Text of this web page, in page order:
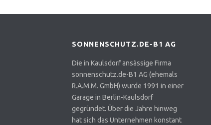
SONNENSCHUTZ.DE-B1 AG
Die in Kaulsdorf ansässige Firma
sonnenschutz.de-B1 AG (ehemals
R.A.M.M. GmbH) wurde 1991 in einer
Garage in Berlin-Kaulsdorf
gegründet. Über die Jahre hinweg
hat sich das Unternehmen konstant